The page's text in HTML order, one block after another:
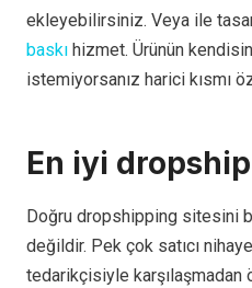
ekleyebilirsiniz. Veya ile
baskı hizmet. Ürünün
istemiyorsanız harici kısmı
En iyi
Doğru dropshipping sitesini
değildir. Pek çok satıcı
tedarikçisiyle karşılaşmadan